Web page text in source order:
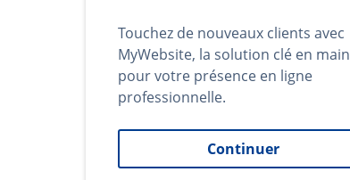
Touchez de nouveaux clients avec
MyWebsite, la solution clé en main
pour votre présence en ligne
professionnelle.
Continuer